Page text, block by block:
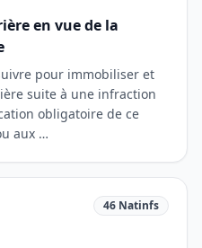
en vue de la
pour immobiliser et
suite à une infraction
obligatoire de ce
aux …
46 Natinfs